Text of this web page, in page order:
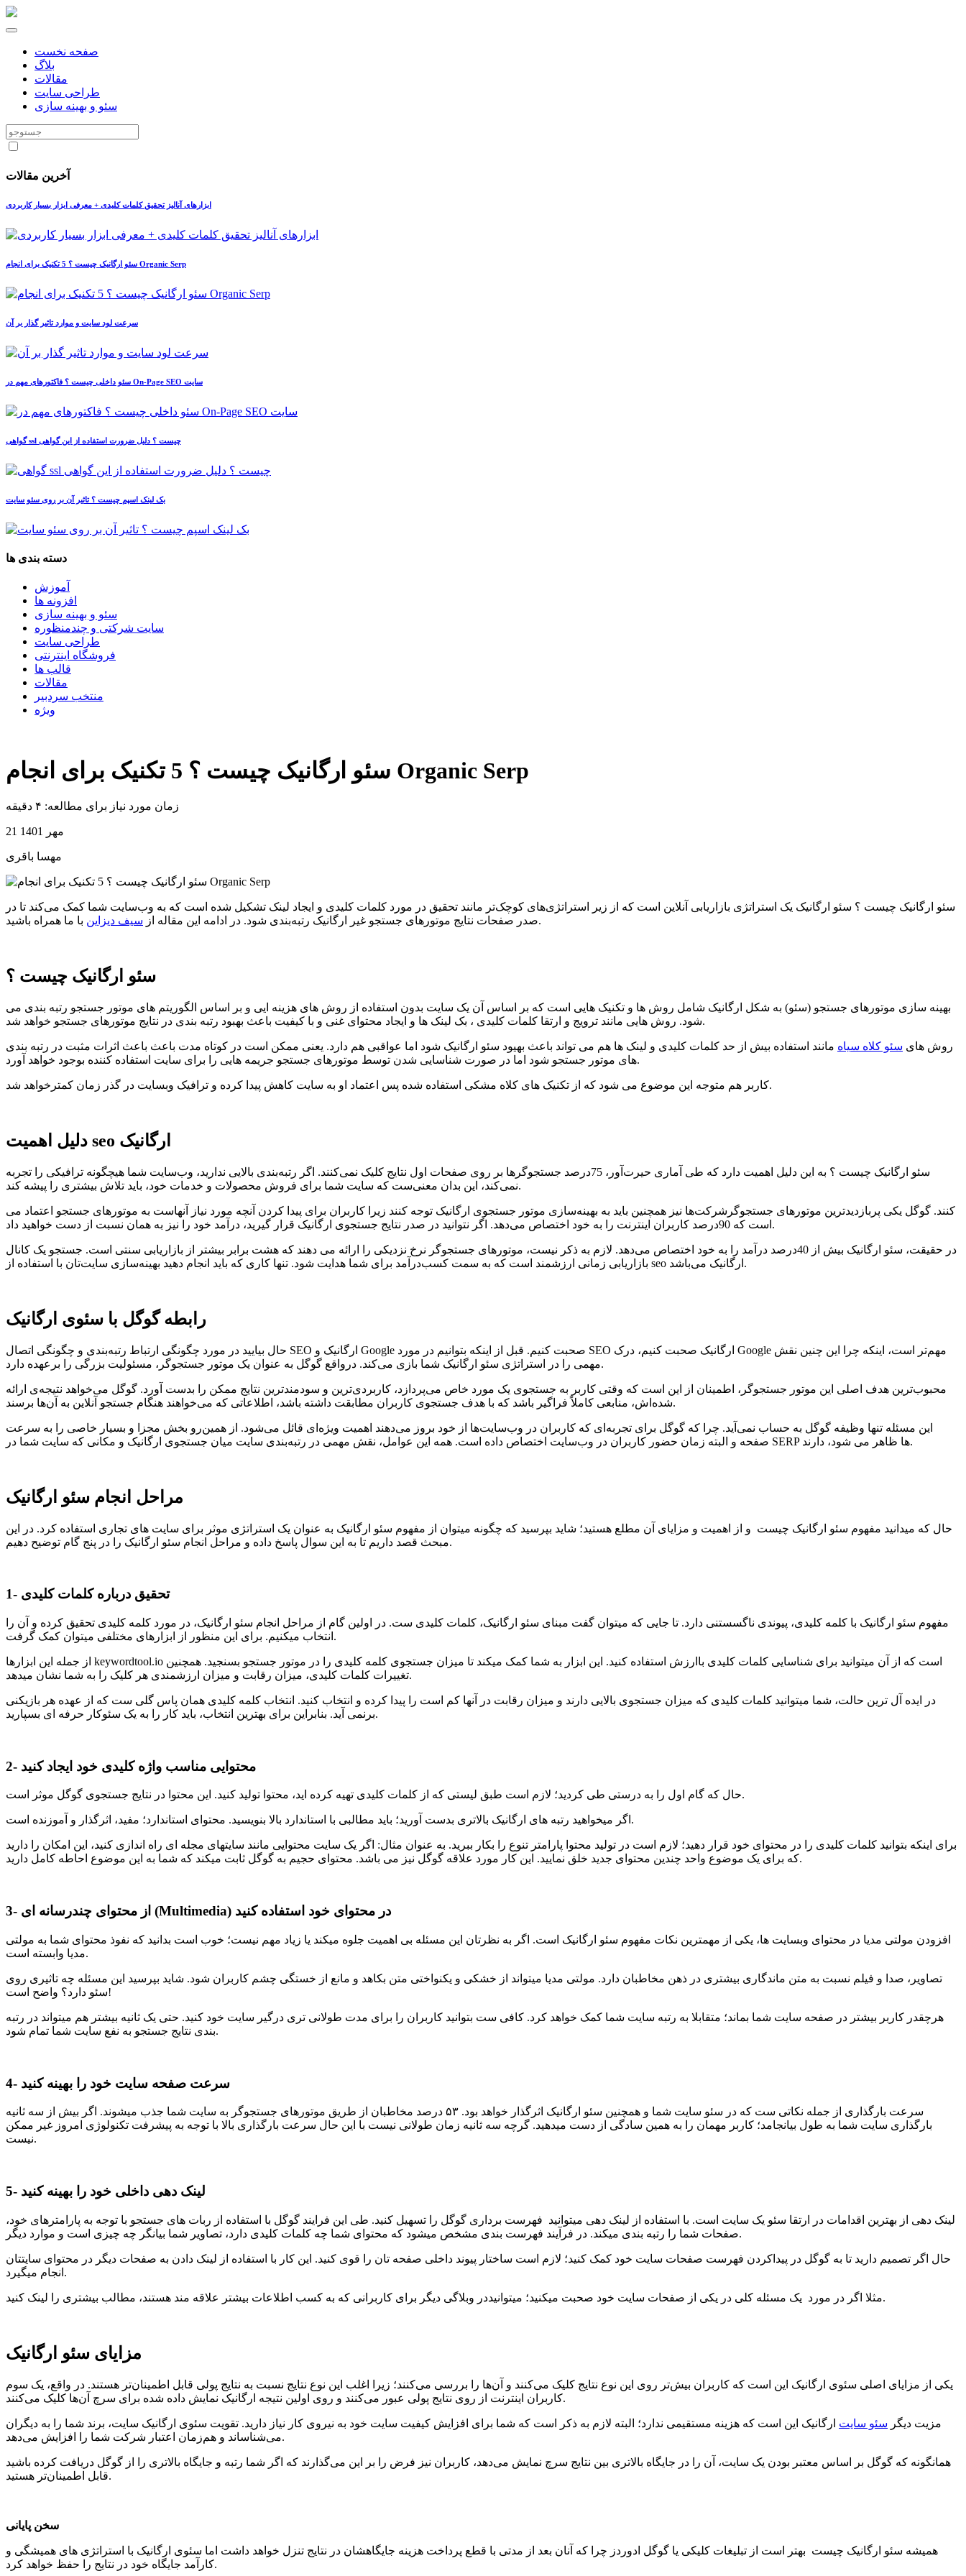
صفحه نخست
بلاگ
مقالات
طراحی سایت
سئو و بهینه سازی
آخرین مقالات
ابزارهای آنالیز تحقیق کلمات کلیدی + معرفی ابزار بسیار کاربردی
سئو ارگانیک چیست ؟ 5 تکنیک برای انجام Organic Serp
سرعت لود سایت و موارد تاثیر گذار بر آن
سئو داخلی چیست ؟ فاکتورهای مهم در On-Page SEO سایت
گواهی ssl چیست ؟ دلیل ضرورت استفاده از این گواهی
بک لینک اسپم چیست ؟ تاثیر آن بر روی سئو سایت
دسته بندی ها
آموزش
افزونه ها
سئو و بهینه سازی
سایت شرکتی و چندمنظوره
طراحی سایت
فروشگاه اینترنتی
قالب ها
مقالات
منتخب سردبیر
ویژه
سئو ارگانیک چیست ؟ 5 تکنیک برای انجام Organic Serp
زمان مورد نیاز برای مطالعه: ۴ دقیقه
21 مهر 1401
مهسا باقری
سئو ارگانیک چیست ؟ سئو ارگانیک یک استراتژی بازاریابی آنلاین است که از زیر استراتژی‌های کوچک‌تر مانند تحقیق در مورد کلمات کلیدی و ایجاد لینک تشکیل شده است که به وب‌سایت شما کمک می‌کند تا در
صدر صفحات نتایج موتورهای جستجو غیر ارگانیک رتبه‌بندی شود. در ادامه این مقاله از سیف دیزاین با ما همراه باشید.
سئو ارگانیک چیست ؟
بهینه سازی موتورهای جستجو (سئو) به شکل ارگانیک شامل روش ها و تکنیک هایی است که بر اساس آن یک سایت بدون استفاده از روش های هزینه ایی و بر اساس الگوریتم های موتور جستجو رتبه بندی می
شود. روش هایی مانند ترویج و ارتقا کلمات کلیدی ، بک لینک ها و ایجاد محتوای غنی و با کیفیت باعث بهبود رتبه بندی در نتایج موتورهای جستجو خواهد شد.
روش های سئو کلاه سیاه مانند استفاده بیش از حد کلمات کلیدی و لینک ها هم می تواند باعث بهیود سئو ارگانیک شود اما عواقبی هم دارد. یعنی ممکن است در کوتاه مدت باعث باعث اثرات مثبت در رتبه بندی
های موتور جستجو شود اما در صورت شناسایی شدن توسط موتورهای جستجو جریمه هایی را برای سایت استفاده کننده بوجود خواهد آورد.
کاربر هم متوجه این موضوع می شود که از تکنیک های کلاه مشکی استفاده شده پس اعتماد او به سایت کاهش پیدا کرده و ترافیک وبسایت در گذر زمان کمترخواهد شد.
دلیل اهمیت seo ارگانیک
سئو ارگانیک چیست ؟ به این دلیل اهمیت دارد که طی آماری حیرت‌آور، 75درصد جستجوگرها بر روی صفحات اول نتایج کلیک نمی‌کنند. اگر رتبه‌بندی بالایی ندارید، وب‌سایت شما هیچگونه ترافیکی را تجربه
نمی‌کند، این بدان معنی‌ست که سایت شما برای فروش محصولات و خدمات خود، باید تلاش بیشتری را پیشه کند.
شرکت‌ها نیز همچنین باید به بهینه‌سازی موتور جستجوی ارگانیک توجه کنند زیرا کاربران برای پیدا کردن آنچه مورد نیاز آنهاست به موتورهای جستجو اعتماد می‎‌کنند. گوگل یکی پربازدیدترین موتورهای جستجوگر
است که 90درصد کاربران اینترنت را به خود اختصاص می‌دهد. اگر نتوانید در صدر نتایج جستجوی ارگانیک قرار گیرید، درآمد خود را نیز به همان نسبت از دست خواهید داد.
در حقیقت، سئو ارگانیک بیش از 40درصد درآمد را به خود اختصاص می‌دهد. لازم به ذکر نیست، موتورهای جستجوگر نرخ نزدیکی را ارائه می دهند که هشت برابر بیشتر از بازاریابی سنتی است. جستجو یک کانال
بازاریابی زمانی ارزشمند است که به سمت کسب‌درآمد برای شما هدایت شود. تنها کاری که باید انجام دهید بهینه‌سازی سایت‌تان با استفاده از seo ارگانیک می‌باشد.
رابطه گوگل با سئوی ارگانیک
حال بیایید در مورد چگونگی ارتباط رتبه‌بندی و چگونگی اتصال SEO ارگانیک و Google صحبت کنیم. قبل از اینکه بتوانیم در مورد SEO ارگانیک صحبت کنیم، درک Google مهم‌تر است، اینکه چرا این چنین نقش
مهمی را در استراتژی سئو ارگانیک شما بازی می‌کند. درواقع گوگل به عنوان یک موتور جستجوگر، مسئولیت بزرگی را برعهده دارد.
محبوب‌ترین هدف اصلی این موتور جستجوگر، اطمینان از این است که وقتی کاربر به جستجوی یک مورد خاص می‌پردازد، کاربردی‌‌ترین و سودمندترین نتایج ممکن را بدست آورد. گوگل می‌خواهد نتیجه‌ی ارائه
شده‌اش، منابعی کاملاً فراگیر باشد که با هدف جستجوی کاربران مطابقت داشته باشد، اطلاعاتی که می‌خواهند هنگام جستجو آنلاین به آن‌ها برسند.
این مسئله تنها وظیفه گوگل به حساب نمی‌آید. چرا که گوگل برای تجربه‌ای که کاربران در وب‌سایت‌ها از خود بروز می‌دهند اهمیت ویژه‌ای قائل می‌شود. از همین‌رو بخش مجزا و بسیار خاصی را به سرعت
صفحه و البته زمان حضور کاربران در وب‌سایت اختصاص داده است. همه این عوامل، نقش مهمی در رتبه‌بندی سایت میان جستجوی ارگانیک و مکانی که سایت شما در SERP ها ظاهر می شود، دارند.
مراحل انجام سئو ارگانیک
حال که میدانید مفهوم سئو ارگانیک چیست و از اهمیت و مزایای آن مطلع هستید؛ شاید بپرسید که چگونه میتوان از مفهوم سئو ارگانیک به عنوان یک استراتژی موثر برای سایت های تجاری استفاده کرد. در این
مبحث قصد داریم تا به این سوال پاسخ داده و مراحل انجام سئو ارگانیک را در پنج گام توضیح دهیم.
1- تحقیق درباره کلمات کلیدی
مفهوم سئو ارگانیک با کلمه کلیدی، پیوندی ناگسستنی دارد. تا جایی که میتوان گفت مبنای سئو ارگانیک، کلمات کلیدی ست. در اولین گام از مراحل انجام سئو ارگانیک، در مورد کلمه کلیدی تحقیق کرده و آن را
انتخاب میکنیم. برای این منظور از ابزارهای مختلفی میتوان کمک گرفت.
از جمله این ابزارها keywordtool.io است که از آن میتوانید برای شناسایی کلمات کلیدی باارزش استفاده کنید. این ابزار به شما کمک میکند تا میزان جستجوی کلمه کلیدی را در موتور جستجو بسنجید. همچنین
تغییرات کلمات کلیدی، میزان رقابت و میزان ارزشمندی هر کلیک را به شما نشان میدهد.
در ایده آل ترین حالت، شما میتوانید کلمات کلیدی که میزان جستجوی بالایی دارند و میزان رقابت در آنها کم است را پیدا کرده و انتخاب کنید. انتخاب کلمه کلیدی همان پاس گلی ست که از عهده هر بازیکنی
برنمی آید. بنابراین برای بهترین انتخاب، باید کار را به یک سئوکار حرفه ای بسپارید.
2- محتوایی مناسب واژه کلیدی خود ایجاد کنید
حال که گام اول را به درستی طی کردید؛ لازم است طبق لیستی که از کلمات کلیدی تهیه کرده اید، محتوا تولید کنید. این محتوا در نتایج جستجوی گوگل موثر است.
اگر میخواهید رتبه های ارگانیک بالاتری بدست آورید؛ باید مطالبی با استاندارد بالا بنویسید. محتوای استاندارد؛ مفید، اثرگذار و آموزنده است.
برای اینکه بتوانید کلمات کلیدی را در محتوای خود قرار دهید؛ لازم است در تولید محتوا پارامتر تنوع را بکار ببرید. به عنوان مثال: اگر یک سایت محتوایی مانند سایتهای مجله ای راه اندازی کنید، این امکان را دارید
که برای یک موضوع واحد چندین محتوای جدید خلق نمایید. این کار مورد علاقه گوگل نیز می باشد. محتوای حجیم به گوگل ثابت میکند که شما به این موضوع احاطه کامل دارید.
3- از محتوای چندرسانه ای (Multimedia) در محتوای خود استفاده کنید
افزودن مولتی مدیا در محتوای وبسایت ها، یکی از مهمترین نکات مفهوم سئو ارگانیک است. اگر به نظرتان این مسئله بی اهمیت جلوه میکند یا زیاد مهم نیست؛ خوب است بدانید که نفوذ محتوای شما به مولتی
مدیا وابسته است.
تصاویر، صدا و فیلم نسبت به متن ماندگاری بیشتری در ذهن مخاطبان دارد. مولتی مدیا میتواند از خشکی و یکنواختی متن بکاهد و مانع از خستگی چشم کاربران شود. شاید بپرسید این مسئله چه تاثیری روی
سئو دارد؟ واضح است!
هرچقدر کاربر بیشتر در صفحه سایت شما بماند؛ متقابلا به رتبه سایت شما کمک خواهد کرد. کافی ست بتوانید کاربران را برای مدت طولانی تری درگیر سایت خود کنید. حتی یک ثانیه بیشتر هم میتواند در رتبه
بندی نتایج جستجو به نفع سایت شما تمام شود.
4- سرعت صفحه سایت خود را بهینه کنید
سرعت بارگذاری از جمله نکاتی ست که در سئو سایت شما و همچنین سئو ارگانیک اثرگذار خواهد بود. ۵۳ درصد مخاطبان از طریق موتورهای جستجوگر به سایت شما جذب میشوند. اگر بیش از سه ثانیه
بارگذاری سایت شما به طول بیانجامد؛ کاربر مهمان را به همین سادگی از دست میدهید. گرچه سه ثانیه زمان طولانی نیست با این حال سرعت بارگذاری بالا با توجه به پیشرفت تکنولوژی امروز غیر ممکن
نیست.
5- لینک دهی داخلی خود را بهینه کنید
لینک دهی از بهترین اقدامات در ارتقا سئو یک سایت است. با استفاده از لینک دهی میتوانید فهرست برداری گوگل را تسهیل کنید. طی این فرایند گوگل با استفاده از ربات های جستجو با توجه به پارامترهای خود،
صفحات شما را رتبه بندی میکند. در فرآیند فهرست بندی مشخص میشود که محتوای شما چه کلمات کلیدی دارد، تصاویر شما بیانگر چه چیزی است و موارد دیگر.
حال اگر تصمیم دارید تا به گوگل در پیداکردن فهرست صفحات سایت خود کمک کنید؛ لازم است ساختار پیوند داخلی صفحه تان را قوی کنید. این کار با استفاده از لینک دادن به صفحات دیگر در محتوای سایتتان
انجام میگیرد.
مثلا اگر در مورد یک مسئله کلی در یکی از صفحات سایت خود صحبت میکنید؛ میتوانیددر وبلاگی دیگر برای کاربرانی که به کسب اطلاعات بیشتر علاقه مند هستند، مطالب بیشتری را لینک کنید.
مزایای سئو ارگانیک
یکی از مزایای اصلی سئوی ارگانیک این است که کاربران بیش‌تر روی این نوع نتایج کلیک می‌کنند و آن‌ها را بررسی می‌کنند؛ زیرا اغلب این نوع نتایج نسبت به نتایج پولی قابل اطمینان‌تر هستند. در واقع، یک سوم
کاربران اینترنت از روی نتایج پولی عبور می‌کنند و روی اولین نتیجه ارگانیک نمایش داده شده برای سرچ آن‌ها کلیک می‌کنند.
مزیت دیگر سئو سایت ارگانیک این است که هزینه‌ مستقیمی ندارد؛ البته لازم به ذکر است که شما برای افزایش کیفیت سایت خود به نیروی کار نیاز دارید. تقویت سئوی ارگانیک سایت، برند شما را به دیگران
می‌شناساند و هم‌زمان اعتبار شرکت شما را افزایش می‌دهد.
همانگونه که گوگل بر اساس معتبر بودن یک سایت، آن را در جایگاه بالاتری بین نتایج سرچ نمایش می‌دهد، کاربران نیز فرض را بر این می‌گذارند که اگر شما رتبه و جایگاه بالاتری را از گوگل دریافت کرده باشید
قابل اطمینان‌تر هستید.
سخن پایانی
همیشه سئو ارگانیک چیست بهتر است از تبلیغات کلیکی یا گوگل ادوردز چرا که آنان بعد از مدتی با قطع پرداخت هزینه جایگاهشان در نتایج تنزل خواهد داشت اما سئوی ارگانیک با استراتژی های همیشگی و
کارآمد جایگاه خود در نتایج را حفظ خواهد کرد.